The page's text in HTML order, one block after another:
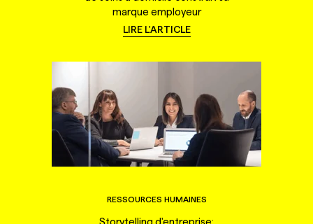
marque employeur
LIRE L'ARTICLE
RESSOURCES HUMAINES
Storytelling d'entreprise: